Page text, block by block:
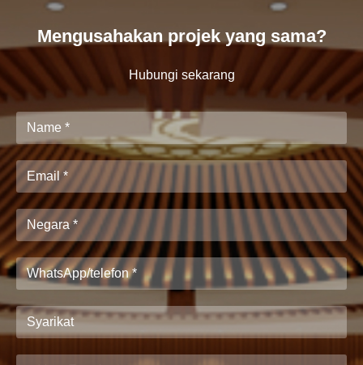
Mengusahakan projek yang sama?
Hubungi sekarang